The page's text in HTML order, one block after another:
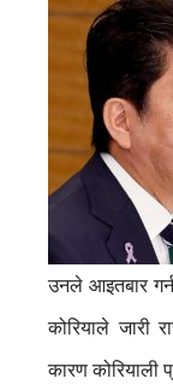
उनले आइतबार गर्न
कोरियाले जारी
कारण कोरियाली